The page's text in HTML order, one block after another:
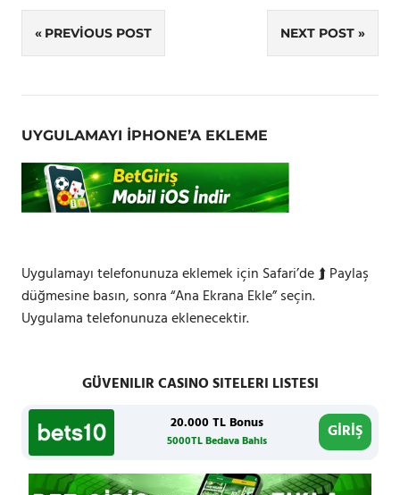
Yazı
gezinmesi
PREVIOUS POST NEXT POST
UYGULAMAYI IPHONE’A EKLEME
Uygulamayı telefonunuza eklemek için Safari’de ⮭ Paylaş
düğmesine basın, sonra “Ana Ekrana Ekle” seçin.
Uygulama telefonunuza eklenecektir.
GÜVENILIR CASINO SITELERI LISTESI
20.000 TL Bonus
5000TL Bedava Bahis GİRİŞ